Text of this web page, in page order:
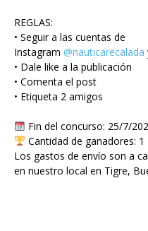
REGLAS:
• Seguir a las cuentas de
Instagram @nauticarecalada
• Dale like a la publicación
• Comenta el post
• Etiqueta 2 amigos
Fin del concurso: 25/7/
Cantidad de ganadores: 1
Los gastos de envío son a
en nuestro local en Tigre,